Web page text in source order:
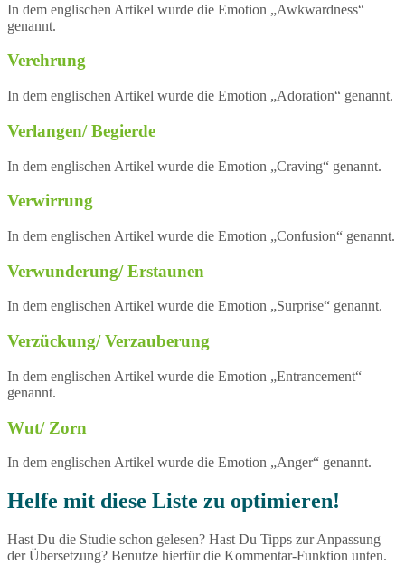
In dem englischen Artikel wurde die Emotion „Awkwardness“
genannt.
Verehrung
In dem englischen Artikel wurde die Emotion „Adoration“ genannt.
Verlangen/ Begierde
In dem englischen Artikel wurde die Emotion „Craving“ genannt.
Verwirrung
In dem englischen Artikel wurde die Emotion „Confusion“ genannt.
Verwunderung/ Erstaunen
In dem englischen Artikel wurde die Emotion „Surprise“ genannt.
Verzückung/ Verzauberung
In dem englischen Artikel wurde die Emotion „Entrancement“
genannt.
Wut/ Zorn
In dem englischen Artikel wurde die Emotion „Anger“ genannt.
Helfe mit diese Liste zu optimieren!
Hast Du die Studie schon gelesen? Hast Du Tipps zur Anpassung
der Übersetzung? Benutze hierfür die Kommentar-Funktion unten.